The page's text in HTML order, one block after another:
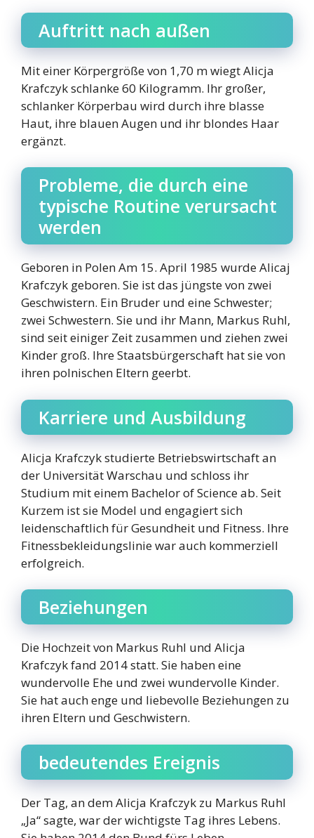
Auftritt nach außen
Mit einer Körpergröße von 1,70 m wiegt Alicja
Krafczyk schlanke 60 Kilogramm. Ihr großer,
schlanker Körperbau wird durch ihre blasse
Haut, ihre blauen Augen und ihr blondes Haar
ergänzt.
Probleme, die durch eine
typische Routine verursacht
werden
Geboren in Polen Am 15. April 1985 wurde Alicaj
Krafczyk geboren. Sie ist das jüngste von zwei
Geschwistern. Ein Bruder und eine Schwester;
zwei Schwestern. Sie und ihr Mann, Markus Ruhl,
sind seit einiger Zeit zusammen und ziehen zwei
Kinder groß. Ihre Staatsbürgerschaft hat sie von
ihren polnischen Eltern geerbt.
Karriere und Ausbildung
Alicja Krafczyk studierte Betriebswirtschaft an
der Universität Warschau und schloss ihr
Studium mit einem Bachelor of Science ab. Seit
Kurzem ist sie Model und engagiert sich
leidenschaftlich für Gesundheit und Fitness. Ihre
Fitnessbekleidungslinie war auch kommerziell
erfolgreich.
Beziehungen
Die Hochzeit von Markus Ruhl und Alicja
Krafczyk fand 2014 statt. Sie haben eine
wundervolle Ehe und zwei wundervolle Kinder.
Sie hat auch enge und liebevolle Beziehungen zu
ihren Eltern und Geschwistern.
bedeutendes Ereignis
Der Tag, an dem Alicja Krafczyk zu Markus Ruhl
„Ja“ sagte, war der wichtigste Tag ihres Lebens.